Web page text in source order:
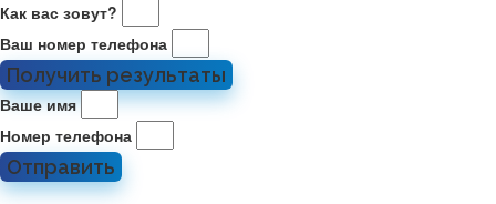
Как вас зовут?
Ваш номер телефона
Получить результаты
Ваше имя
Номер телефона
Отправить